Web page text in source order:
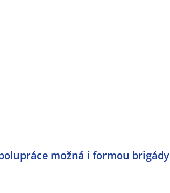
možná i formou brigády